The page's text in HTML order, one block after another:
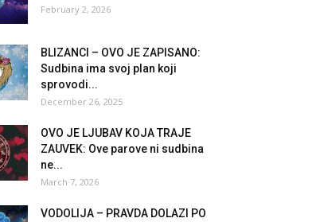
February 2, 2026
BLIZANCI – OVO JE ZAPISANO:
Sudbina ima svoj plan koji
sprovodi...
December 26, 2025
OVO JE LJUBAV KOJA TRAJE
ZAUVEK: Ove parove ni sudbina
ne...
March 7, 2026
VODOLIJA – PRAVDA DOLAZI PO